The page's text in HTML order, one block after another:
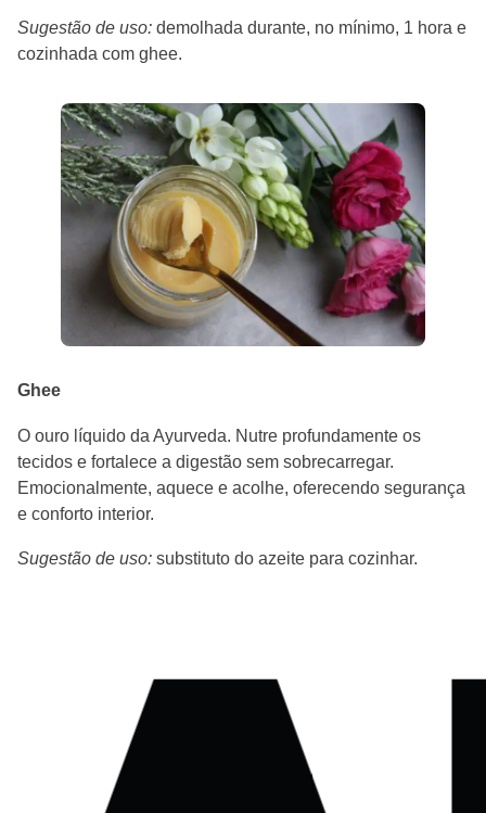
Sugestão de uso: demolhada durante, no mínimo, 1 hora e
cozinhada com ghee.
Ghee
O ouro líquido da Ayurveda. Nutre profundamente os
tecidos e fortalece a digestão sem sobrecarregar.
Emocionalmente, aquece e acolhe, oferecendo segurança
e conforto interior.
Sugestão de uso: substituto do azeite para cozinhar.